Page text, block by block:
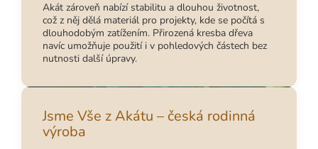
Akát zároveň nabízí stabilitu a dlouhou životnost,
což z něj dělá materiál pro projekty, kde se počítá s
dlouhodobým zatížením. Přirozená kresba dřeva
navíc umožňuje použití i v pohledových částech bez
nutnosti další úpravy.
Jsme Vše z Akátu – česká rodinná
výroba